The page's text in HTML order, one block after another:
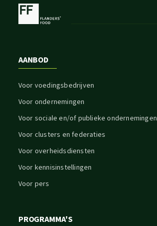
AANBOD
Voor voedingsbedrijven
Voor ondernemingen
Voor sociale en/of publieke ondernemingen
Voor clusters en federaties
Voor overheidsdiensten
Voor kennisinstellingen
Voor pers
PROGRAMMA'S